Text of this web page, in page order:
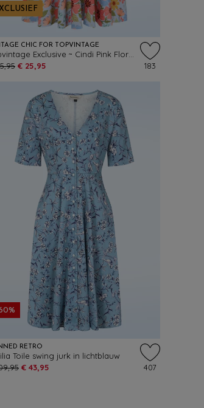
CHIC FOR TOPVINTAGE
Topvintage Exclusive ~ Cindi Pink Floral swing jurk in luchtblauw
€ 25,95 183
RETRO
Toile swing jurk in lichtblauw
€ 43,95 407